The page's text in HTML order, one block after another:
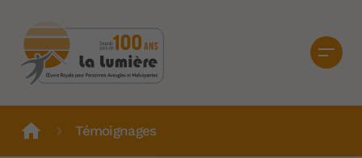
Témoignages